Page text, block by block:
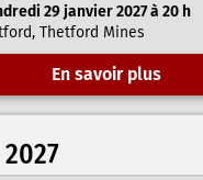
29 janvier 2027 à 20 h
Thetford Mines
En savoir plus